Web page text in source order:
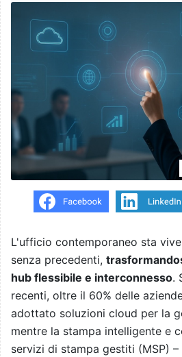
L'ufficio contemporaneo sta
senza precedenti,
hub flessibile e interconnesso.
recenti, oltre il 60% delle
adottato soluzioni cloud per la
mentre la stampa intelligente e
servizi di stampa gestiti (MSP)